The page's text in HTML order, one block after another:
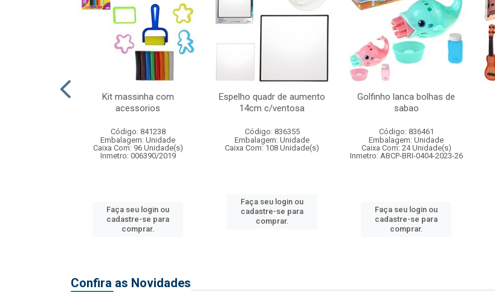
Kit massinha com
acessorios
Código: 841238
Embalagem: Unidade
Caixa Com: 96 Unidade(s)
Inmetro: 006390/2019
Faça seu login ou
cadastre-se para
comprar.
Espelho quadr de aumento
14cm c/ventosa
Código: 836355
Embalagem: Unidade
Caixa Com: 108 Unidade(s)
Faça seu login ou
cadastre-se para
comprar.
Golfinho lanca bolhas de
sabao
Código: 836461
Embalagem: Unidade
Caixa Com: 24 Unidade(s)
Inmetro: ABCP-BRI-0404-2023-26
Faça seu login ou
cadastre-se para
comprar.
Confira as Novidades